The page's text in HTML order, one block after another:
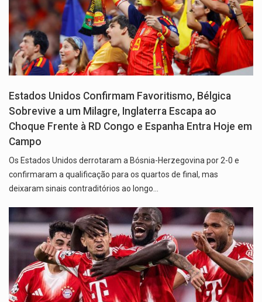
Estados Unidos Confirmam Favoritismo, Bélgica
Sobrevive a um Milagre, Inglaterra Escapa ao
Choque Frente à RD Congo e Espanha Entra Hoje em
Campo
Os Estados Unidos derrotaram a Bósnia-Herzegovina por 2-0 e
confirmaram a qualificação para os quartos de final, mas
deixaram sinais contraditórios ao longo…